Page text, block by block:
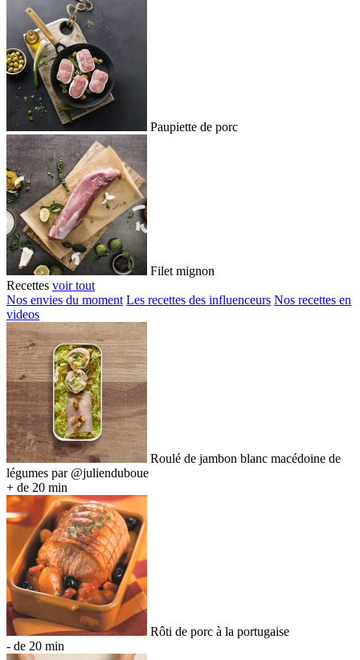
Paupiette de porc
Filet mignon
Recettes voir tout
Nos envies du moment Les recettes des influenceurs Nos recettes en
videos
Roulé de jambon blanc macédoine de
légumes par @julienduboue
+ de 20 min
Rôti de porc à la portugaise
- de 20 min